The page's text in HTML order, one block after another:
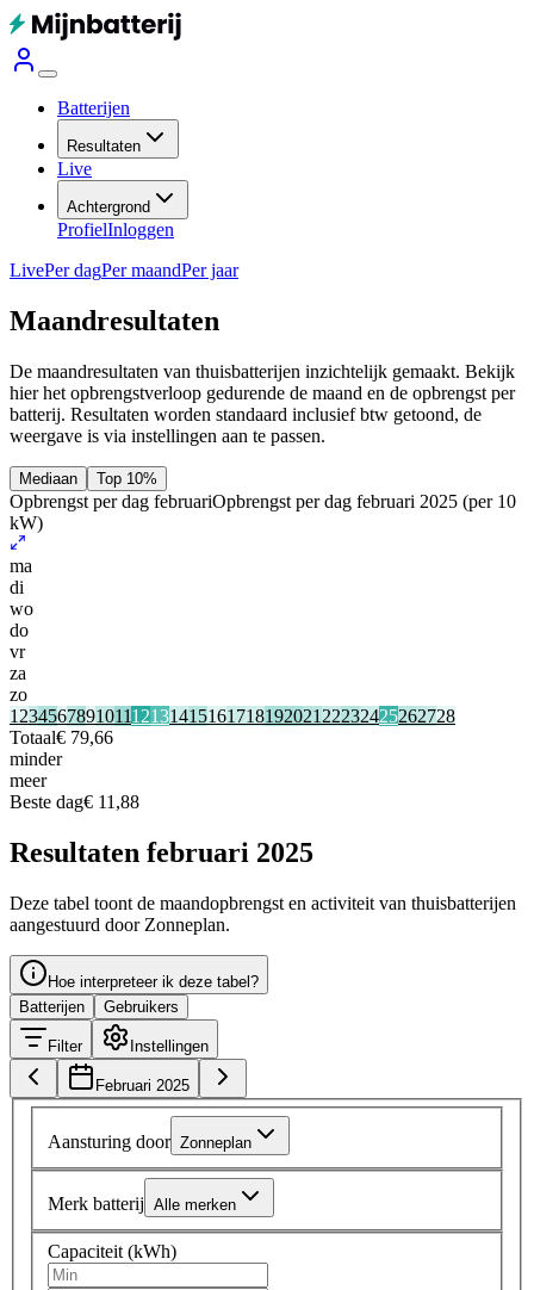
Batterijen
Resultaten
Live
Achtergrond
ProfielInloggen
LivePer dagPer maandPer jaar
Maandresultaten
De maandresultaten van thuisbatterijen inzichtelijk gemaakt. Bekijk
hier het opbrengstverloop gedurende de maand en de opbrengst per
batterij. Resultaten worden standaard inclusief btw getoond, de
weergave is via instellingen aan te passen.
Mediaan Top 10%
Opbrengst per dag februariOpbrengst per dag februari 2025 (per 10
kW)
ma
di
wo
do
vr
za
zo
1 23456789101112131415161718192021 22232425262728
Totaal€ 79,66
minder
meer
Beste dag€ 11,88
Resultaten februari 2025
Deze tabel toont de maandopbrengst en activiteit van thuisbatterijen
aangestuurd door Zonneplan.
Hoe interpreteer ik deze tabel?
Batterijen
Gebruikers
Filter Instellingen
Februari 2025
Aansturing door Zonneplan
Merk batterij Alle merken
Capaciteit (kWh)